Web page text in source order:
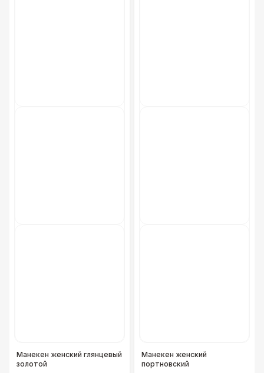
Манекен женский глянцевый
золотой
Манекен женский
портновский